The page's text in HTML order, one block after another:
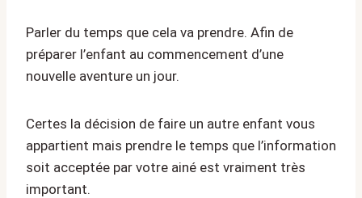
Parler du temps que cela va prendre. Afin de
préparer l’enfant au commencement d’une
nouvelle aventure un jour.
Certes la décision de faire un autre enfant vous
appartient mais prendre le temps que l’information
soit acceptée par votre ainé est vraiment très
important.